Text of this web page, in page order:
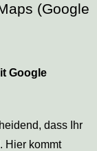
(Google
Google
dass Ihr
Hier kommt